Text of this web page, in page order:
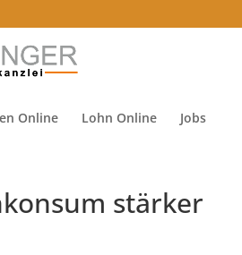
Online Lohn Online Jobs
stärker